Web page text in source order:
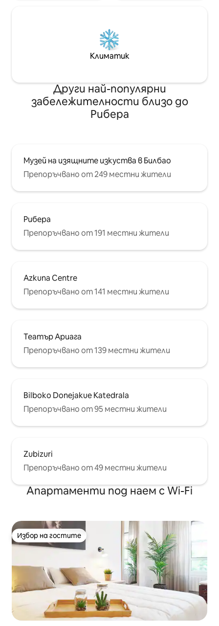
Климатик
Други най-популярни
забележителности близо до
Рибера
Музей на изящните изкуства в Билбао
Препоръчвано от 249 местни жители
Рибера
Препоръчвано от 191 местни жители
Azkuna Centre
Препоръчвано от 141 местни жители
Театър Ариага
Препоръчвано от 139 местни жители
Bilboko Donejakue Katedrala
Препоръчвано от 95 местни жители
Zubizuri
Препоръчвано от 49 местни жители
Апартаменти под наем с Wi-Fi
Избор на гостите
Избор на гостите